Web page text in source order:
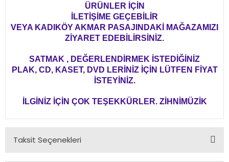
ÜRÜNLER İÇİN
İLETİŞİME GEÇEBİLİR
VEYA KADIKÖY AKMAR PASAJINDAKİ MAĞAZAMIZI
ZİYARET EDEBİLİRSİNİZ.
SATMAK , DEĞERLENDİRMEK İSTEDİĞİNİZ
PLAK, CD, KASET, DVD LERİNİZ İÇİN LÜTFEN FİYAT
İSTEYİNİZ.
İLGİNİZ İÇİN ÇOK TEŞEKKÜRLER. ZİHNİMÜZİK
Taksit Seçenekleri